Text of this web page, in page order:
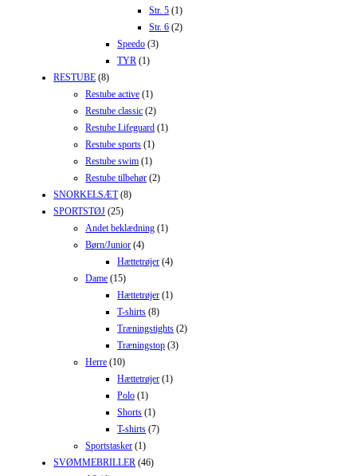
Str. 5 (1)
Str. 6 (2)
Speedo (3)
TYR (1)
RESTUBE (8)
Restube active (1)
Restube classic (2)
Restube Lifeguard (1)
Restube sports (1)
Restube swim (1)
Restube tilbehør (2)
SNORKELSÆT (8)
SPORTSTØJ (25)
Andet beklædning (1)
Børn/Junior (4)
Hættetrøjer (4)
Dame (15)
Hættetrøjer (1)
T-shirts (8)
Træningstights (2)
Træningstop (3)
Herre (10)
Hættetrøjer (1)
Polo (1)
Shorts (1)
T-shirts (7)
Sportstasker (1)
SVØMMEBRILLER (46)